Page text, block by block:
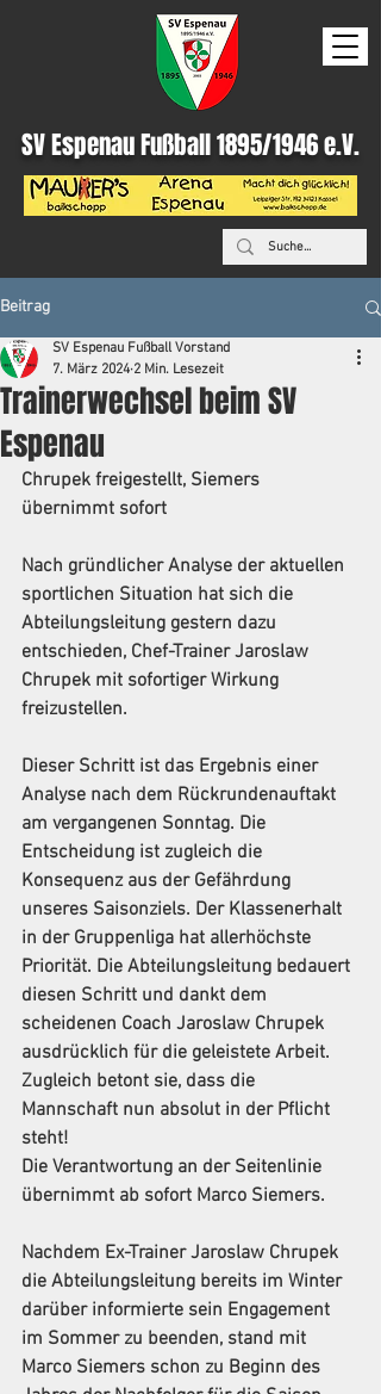
SV Espenau Fußball 1895/1946 e.V.
Beitrag
Trainerwechsel beim SV
Espenau
SV Espenau Fußball Vorstand
7. März 2024 2 Min. Lesezeit
Chrupek freigestellt, Siemers
übernimmt sofort
Nach gründlicher Analyse der aktuellen
sportlichen Situation hat sich die
Abteilungsleitung gestern dazu
entschieden, Chef-Trainer Jaroslaw
Chrupek mit sofortiger Wirkung
freizustellen.
Dieser Schritt ist das Ergebnis einer
Analyse nach dem Rückrundenauftakt
am vergangenen Sonntag. Die
Entscheidung ist zugleich die
Konsequenz aus der Gefährdung
unseres Saisonziels. Der Klassenerhalt
in der Gruppenliga hat allerhöchste
Priorität. Die Abteilungsleitung bedauert
diesen Schritt und dankt dem
scheidenen Coach Jaroslaw Chrupek
ausdrücklich für die geleistete Arbeit.
Zugleich betont sie, dass die
Mannschaft nun absolut in der Pflicht
steht!
Die Verantwortung an der Seitenlinie
übernimmt ab sofort Marco Siemers.
Nachdem Ex-Trainer Jaroslaw Chrupek
die Abteilungsleitung bereits im Winter
darüber informierte sein Engagement
im Sommer zu beenden, stand mit
Marco Siemers schon zu Beginn des